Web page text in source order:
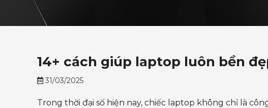
14+ cách giúp laptop luôn bền
31/03/2025
Trong thời đại số hiện nay, chiếc laptop không chỉ là